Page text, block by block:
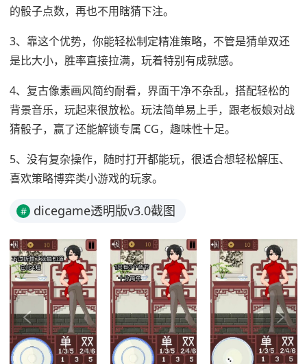
的骰子点数，再也不用瞎猜下注。
3、靠这个优势，你能轻松制定精准策略，不管是猜单双还
是比大小，胜率直接拉满，玩着特别有成就感。
4、复古像素画风简约耐看，界面干净不杂乱，搭配轻松的
背景音乐，玩起来很放松。玩法简单易上手，跟老板娘对战
猜骰子，赢了还能解锁专属 CG，趣味性十足。
5、没有复杂操作，随时打开都能玩，很适合想轻松解压、
喜欢策略博弈类小游戏的玩家。
# dicegame透明版v3.0截图